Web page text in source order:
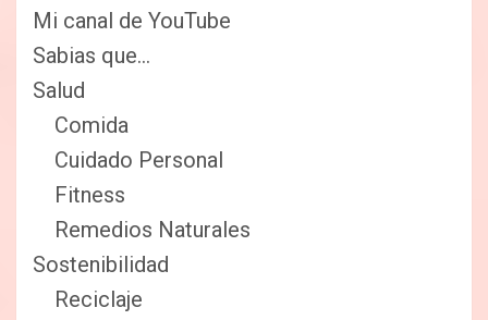
Mi canal de YouTube
Sabias que…
Salud
Comida
Cuidado Personal
Fitness
Remedios Naturales
Sostenibilidad
Reciclaje